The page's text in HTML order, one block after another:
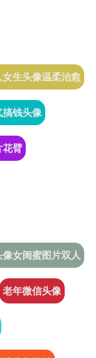
女生头像温柔治愈
搞钱头像
花臂
女闺蜜图片双人
老年微信头像